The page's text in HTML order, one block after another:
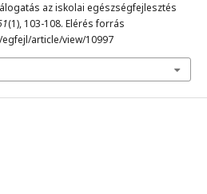
az iskolai egészségfejlesztés
(1), 103-108. Elérés forrás
article/view/10997